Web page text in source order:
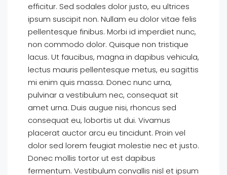
efficitur. Sed sodales dolor justo, eu ultrices
ipsum suscipit non. Nullam eu dolor vitae felis
pellentesque finibus. Morbi id imperdiet nunc,
non commodo dolor. Quisque non tristique
lacus. Ut faucibus, magna in dapibus vehicula,
lectus mauris pellentesque metus, eu sagittis
mi enim quis massa. Donec nunc urna,
pulvinar a vestibulum nec, consequat sit
amet urna. Duis augue nisi, rhoncus sed
consequat eu, lobortis ut dui. Vivamus
placerat auctor arcu eu tincidunt. Proin vel
dolor sed lorem feugiat molestie nec et justo.
Donec mollis tortor ut est dapibus
fermentum. Vestibulum convallis nisl et ipsum